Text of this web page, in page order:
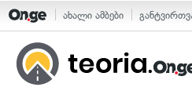
ახალი ამბები